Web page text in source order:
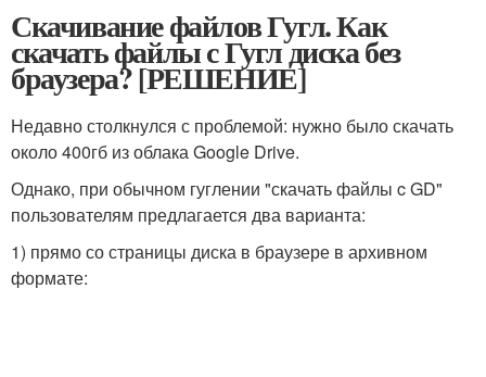
Скачивание файлов Гугл. Как
скачать файлы с Гугл диска без
браузера? [РЕШЕНИЕ]
Недавно столкнулся с проблемой: нужно было скачать
около 400гб из облака Google Drive.
Однако, при обычном гуглении "скачать файлы c GD"
пользователям предлагается два варианта:
1) прямо со страницы диска в браузере в архивном
формате: